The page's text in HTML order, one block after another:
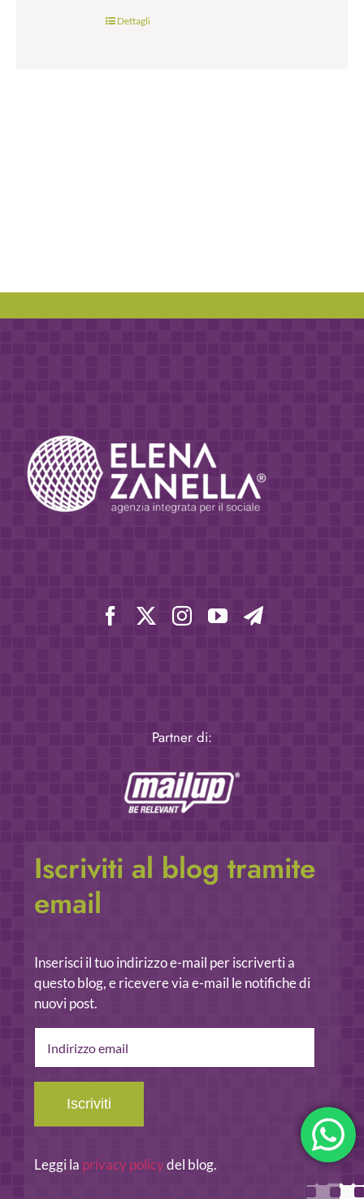
Dettagli
Partner di:
Iscriviti al blog tramite
email
Inserisci il tuo indirizzo e-mail per iscriverti a
questo blog, e ricevere via e-mail le notifiche di
nuovi post.
email
Iscriviti
Leggi la privacy policydel blog.